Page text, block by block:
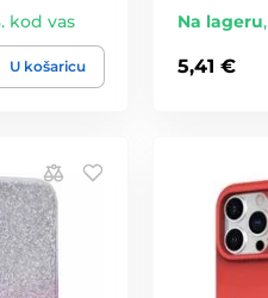
kod vas
U košaricu
Na lageru,
5,41 €